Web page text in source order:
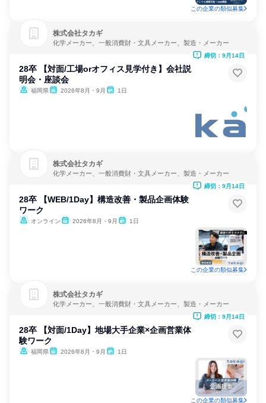
この企業の類似募集
株式会社タカギ
化学メーカー、一般消費財・文具メーカー、製造・メーカー
28卒 【対面/工場orオフィス見学付き】会社説
明会・座談会
福岡県 2026年8月・9月 1日
締切：9月14日
株式会社タカギ
化学メーカー、一般消費財・文具メーカー、製造・メーカー
28卒 【WEB/1Day】構造改善・製品企画体験
ワーク
オンライン 2026年8月・9月 1日
締切：9月14日
この企業の類似募集
株式会社タカギ
化学メーカー、一般消費財・文具メーカー、製造・メーカー
28卒 【対面/1Day】地場大手企業×企画営業体
験ワーク
福岡県 2026年8月・9月 1日
締切：9月14日
この企業の類似募集